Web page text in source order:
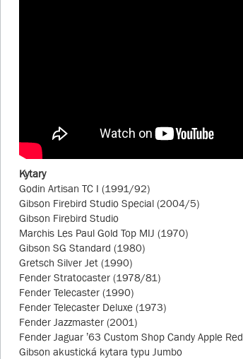
Kytary
Godin Artisan TC I (1991/92)
Gibson Firebird Studio Special (2004/5)
Gibson Firebird Studio
Marchis Les Paul Gold Top MIJ (1970)
Gibson SG Standard (1980)
Gretsch Silver Jet (1990)
Fender Stratocaster (1978/81)
Fender Telecaster (1990)
Fender Telecaster Deluxe (1973)
Fender Jazzmaster (2001)
Fender Jaguar ’63 Custom Shop Candy Apple Red
Gibson akustická kytara typu Jumbo